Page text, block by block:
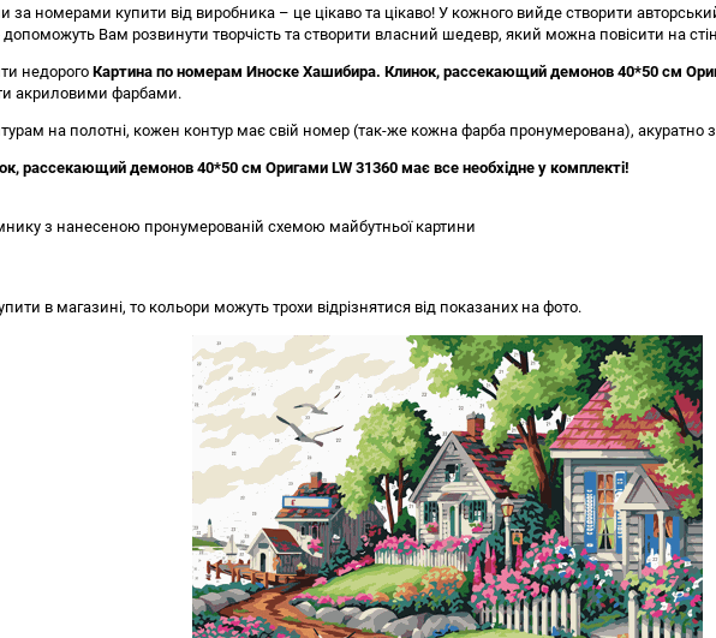
номерами купити від виробника – це цікаво та цікаво! У кожного вийде створити
Вам розвинути творчість та створити власний шедевр, який можна повісити на
недорогоКартина по номерам Иноске Хашибира. Клинок, рассекающий демонов 40*50 см
акриловими фарбами.
на полотні, кожен контур має свій номер (так-же кожна фарба пронумерована), акуратно
рассекающий демонов 40*50 см Оригами LW 31360 має все необхідне у комплекті!
з нанесеною пронумерованій схемою майбутньої картини
в магазині, то кольори можуть трохи відрізнятися від показаних на фото.